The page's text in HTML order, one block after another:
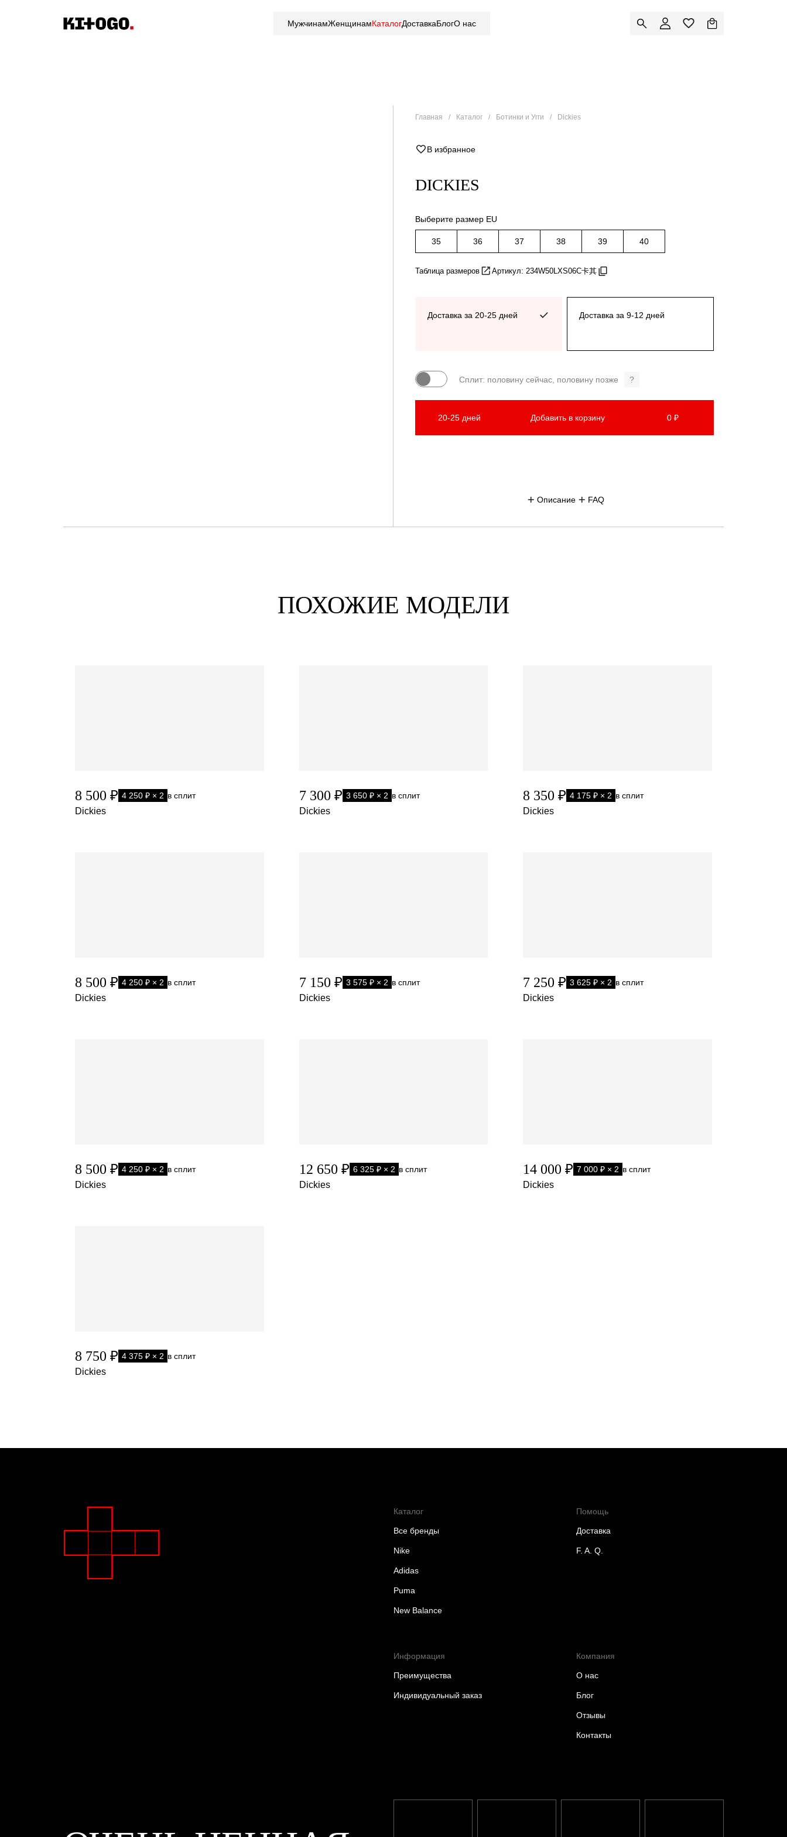
МужчинамЖенщинамКаталогДоставкаБлогО нас
Главная Каталог Ботинки и Угги Dickies
DICKIES
В избранное
Выберите размер EU
35 36 37 38 39 40
Таблица размеров Артикул: 234W50LXS06C卡其
Доставка за 20-25 дней Доставка за 9-12 дней
Сплит: половину сейчас, половину позже ?
20-25 дней Добавить в корзину 0 ₽
Описание FAQ
ПОХОЖИЕ МОДЕЛИ
8 500 ₽ 4 250 ₽ × 2 в сплит
Dickies
7 300 ₽ 3 650 ₽ × 2 в сплит
Dickies
8 350 ₽ 4 175 ₽ × 2 в сплит
Dickies
8 500 ₽ 4 250 ₽ × 2 в сплит
Dickies
7 150 ₽ 3 575 ₽ × 2 в сплит
Dickies
7 250 ₽ 3 625 ₽ × 2 в сплит
Dickies
8 500 ₽ 4 250 ₽ × 2 в сплит
Dickies
12 650 ₽ 6 325 ₽ × 2 в сплит
Dickies
14 000 ₽ 7 000 ₽ × 2 в сплит
Dickies
8 750 ₽ 4 375 ₽ × 2 в сплит
Dickies
Каталог
Все бренды
Nike
Adidas
Puma
New Balance
Помощь
Доставка
F. A. Q.
Информация
Преимущества
Индивидуальный заказ
Компания
О нас
Блог
Отзывы
Контакты